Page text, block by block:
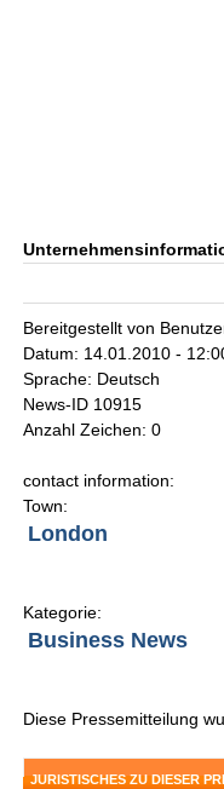
Bereitgestellt von
Datum: 14.01.2010 -
Sprache: Deutsch
News-ID 10915
Anzahl Zeichen: 0
contact information:
Town:
London
Kategorie:
Business News
Diese Pressemitteilung
JURISTISCHES ZU DIESER